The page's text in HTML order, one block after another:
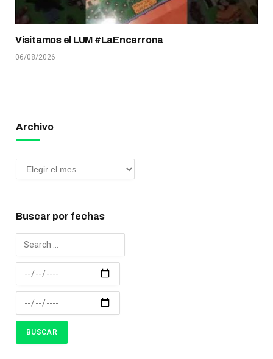
Visitamos el LUM #LaEncerrona
06/08/2026
Archivo
Buscar por fechas